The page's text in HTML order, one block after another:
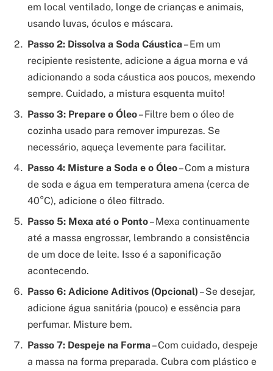
em local ventilado, longe de crianças e animais,
usando luvas, óculos e máscara.
Passo 2: Dissolva a Soda Cáustica– Em um
recipiente resistente, adicione a água morna e vá
adicionando a soda cáustica aos poucos, mexendo
sempre. Cuidado, a mistura esquenta muito!
Passo 3: Prepare o Óleo– Filtre bem o óleo de
cozinha usado para remover impurezas. Se
necessário, aqueça levemente para facilitar.
Passo 4: Misture a Soda e o Óleo– Com a mistura
de soda e água em temperatura amena (cerca de
40°C), adicione o óleo filtrado.
Passo 5: Mexa até o Ponto– Mexa continuamente
até a massa engrossar, lembrando a consistência
de um doce de leite. Isso é a saponificação
acontecendo.
Passo 6: Adicione Aditivos (Opcional) – Se desejar,
adicione água sanitária (pouco) e essência para
perfumar. Misture bem.
Passo 7: Despeje na Forma– Com cuidado, despeje
a massa na forma preparada. Cubra com plástico e